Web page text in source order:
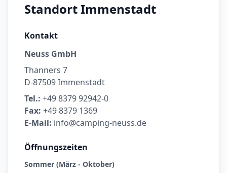
Standort Immenstadt
Kontakt
Neuss GmbH
Thanners 7
D-87509 Immenstadt
Tel.: +49 8379 92942-0
Fax: +49 8379 1369
E-Mail: info@camping-neuss.de
Öffnungszeiten
Sommer (März - Oktober)